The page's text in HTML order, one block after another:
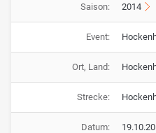
Saison: 2014
Event:
Ort, Land:
Strecke:
Datum: